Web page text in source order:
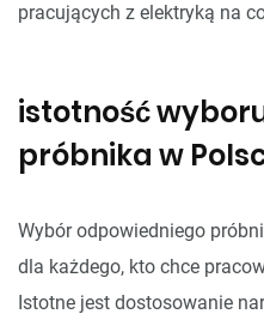
pracujących z elektryką na
istotność
próbnika w
Wybór odpowiedniego
dla każdego, kto chce
Istotne jest dostosowanie